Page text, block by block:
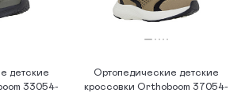
детские
33054-
Ортопедические детские
кроссовки Orthoboom 37054-